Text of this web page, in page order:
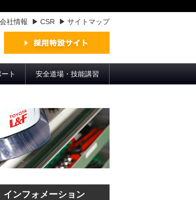
会社情報 CSR サイトマップ
ト 安全道場・技能講習
インフォメーション